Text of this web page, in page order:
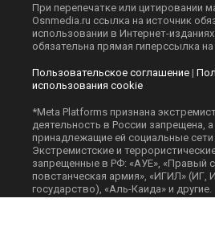
При перепечатке или цитировании
Оsnmedia.ru ссылка на источник
использовании в Интернет-изданиях
обязательна прямая гиперссылка
Пользовательское соглашение |
использования cookie
*Meta Platforms признана
деятельность в России запрещена,
принадлежащие ей социальные сети
Экстремистские и
запрещенные в РФ: «АУЕ», «Правый
повстанческая армия», «ИГИЛ» (ИГ,
государство), «Аль-Каида» и другие.